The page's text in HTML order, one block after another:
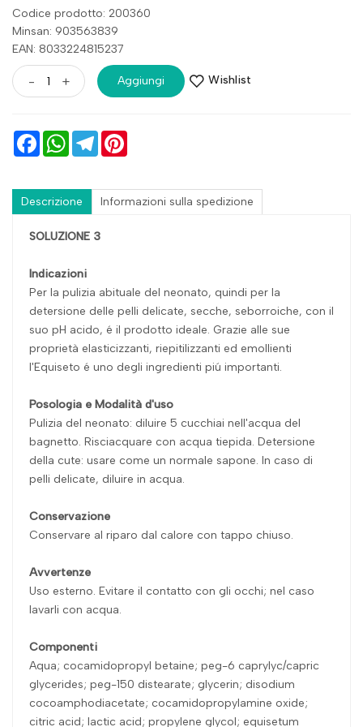
Codice prodotto: 200360
Minsan: 903563839
EAN: 8033224815237
- + Aggiungi Wishlist
FacebookWhatsAppTelegram
Descrizione Informazioni sulla spedizione
SOLUZIONE 3
Indicazioni
Per la pulizia abituale del neonato, quindi per la
detersione delle pelli delicate, secche, seborroiche, con il
suo pH acido, é il prodotto ideale. Grazie alle sue
proprietà elasticizzanti, riepitilizzanti ed emollienti
l'Equiseto é uno degli ingredienti piú importanti.
Posologia e Modalità d'uso
Pulizia del neonato: diluire 5 cucchiai nell'acqua del
bagnetto. Risciacquare con acqua tiepida. Detersione
della cute: usare come un normale sapone. In caso di
pelli delicate, diluire in acqua.
Conservazione
Conservare al riparo dal calore con tappo chiuso.
Avvertenze
Uso esterno. Evitare il contatto con gli occhi; nel caso
lavarli con acqua.
Componenti
Aqua; cocamidopropyl betaine; peg-6 caprylyc/capric
glycerides; peg-150 distearate; glycerin; disodium
cocoamphodiacetate; cocamidopropylamine oxide;
citric acid; lactic acid; propylene glycol; equisetum